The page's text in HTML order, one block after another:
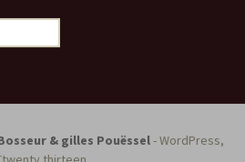
& gilles Pouëssel- WordPress,